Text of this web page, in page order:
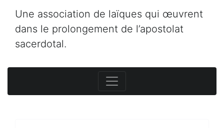
Une association de laïques qui œuvrent
dans le prolongement de l’apostolat
sacerdotal.